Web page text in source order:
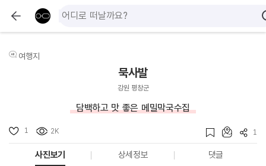
여행지
묵사발
강원 평창군
담백하고 맛 좋은 메밀막국수집
1 2K 1
사진보기 상세정보 댓글